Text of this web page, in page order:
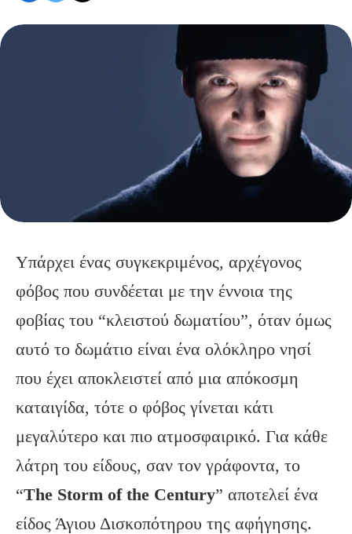
Υπάρχει ένας συγκεκριμένος, αρχέγονος
φόβος που συνδέεται με την έννοια της
φοβίας του “κλειστού δωματίου”, όταν όμως
αυτό το δωμάτιο είναι ένα ολόκληρο νησί
που έχει αποκλειστεί από μια απόκοσμη
καταιγίδα, τότε ο φόβος γίνεται κάτι
μεγαλύτερο και πιο ατμοσφαιρικό. Για κάθε
λάτρη του είδους, σαν τον γράφοντα, το
“The Storm of the Century” αποτελεί ένα
είδος Άγιου Δισκοπότηρου της αφήγησης.